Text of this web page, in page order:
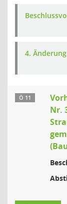
4.
Ö 11
Nr.